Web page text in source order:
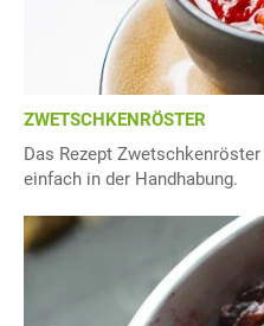
ZWETSCHKENRÖSTER
Das Rezept
einfach in der Handhabung.